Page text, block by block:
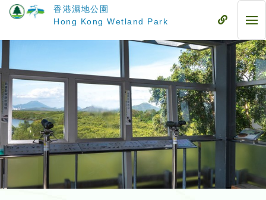
內
容
香港濕地公園
Hong Kong Wetland Park
流
式
流
動
式
目
錄